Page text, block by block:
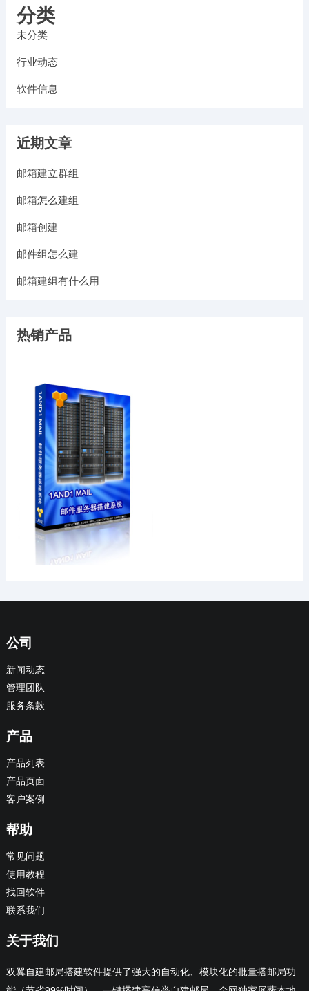
分类
未分类
行业动态
软件信息
近期文章
邮箱建立群组
邮箱怎么建组
邮箱创建
邮件组怎么建
邮箱建组有什么用
热销产品
公司
新闻动态
管理团队
服务条款
产品
产品列表
产品页面
客户案例
帮助
常见问题
使用教程
找回软件
联系我们
关于我们
双翼自建邮局搭建软件提供了强大的自动化、模块化的批量搭邮局功